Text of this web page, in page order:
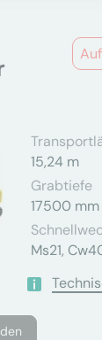
15,24 m
Grabtiefe
17500 mm
Ms21,